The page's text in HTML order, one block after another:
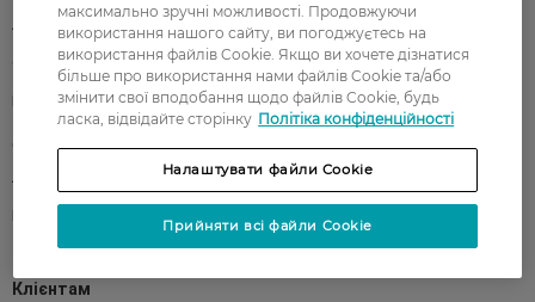
Акції
Обличчя Тіло
Подарунки Діти
Аксесуари Дерматокосметика
Клієнтам
максимально зручні можливості. Продовжуючи
використання нашого сайту, ви погоджуєтесь на
використання файлів Cookie. Якщо ви хочете дізнатися
більше про використання нами файлів Cookie та/або
змінити свої вподобання щодо файлів Cookie, будь
ласка, відвідайте сторінку Політіка конфіденційності
Налаштувати файли Cookie
Прийняти всі файли Cookie